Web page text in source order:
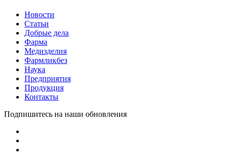
Новости
Статьи
Добрые дела
Фарма
Медизделия
Фармликбез
Наука
Предприятия
Продукция
Контакты
Подпишитесь на наши обновления